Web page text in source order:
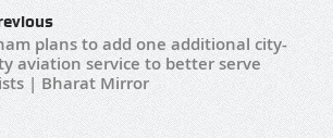
plans to add one additional city-
aviation service to better serve
| Bharat Mirror